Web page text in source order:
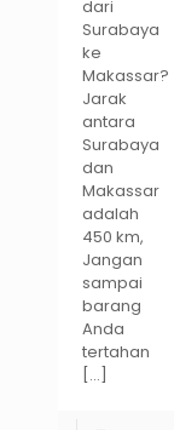
dari
Surabaya
ke
Makassar?
Jarak
antara
Surabaya
dan
Makassar
adalah
450 km,
Jangan
sampai
barang
Anda
tertahan
[…]